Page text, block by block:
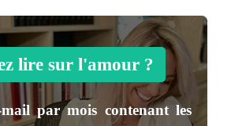
lire sur l'amour ?
par mois contenant les